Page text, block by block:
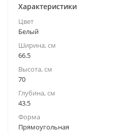
Характеристики
Цвет
Белый
Ширина, см
66.5
Высота, см
70
Глубина, см
43.5
Форма
Прямоугольная